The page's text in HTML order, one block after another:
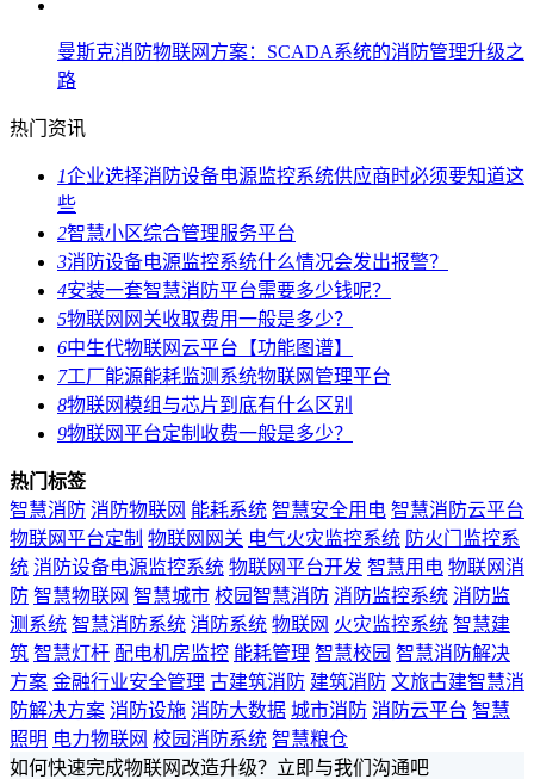
曼斯克消防物联网方案：SCADA系统的消防管理升级之
路
热门资讯
1企业选择消防设备电源监控系统供应商时必须要知道这
些
2智慧小区综合管理服务平台
3消防设备电源监控系统什么情况会发出报警？
4安装一套智慧消防平台需要多少钱呢？
5物联网网关收取费用一般是多少？
6中生代物联网云平台【功能图谱】
7工厂能源能耗监测系统物联网管理平台
8物联网模组与芯片到底有什么区别
9物联网平台定制收费一般是多少？
热门标签
智慧消防 消防物联网 能耗系统 智慧安全用电 智慧消防云平台
物联网平台定制 物联网网关 电气火灾监控系统 防火门监控系
统 消防设备电源监控系统 物联网平台开发 智慧用电 物联网消
防 智慧物联网 智慧城市 校园智慧消防 消防监控系统 消防监
测系统 智慧消防系统 消防系统 物联网 火灾监控系统 智慧建
筑 智慧灯杆 配电机房监控 能耗管理 智慧校园 智慧消防解决
方案 金融行业安全管理 古建筑消防 建筑消防 文旅古建智慧消
防解决方案 消防设施 消防大数据 城市消防 消防云平台 智慧
照明 电力物联网 校园消防系统 智慧粮仓
如何快速完成物联网改造升级？立即与我们沟通吧